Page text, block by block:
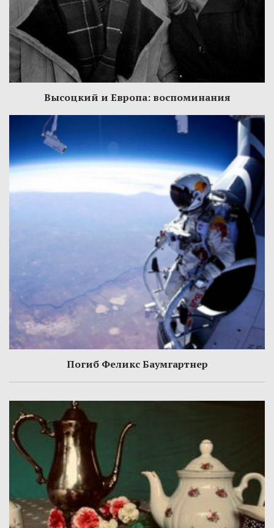
Высоцкий и Европа: воспоминания
Погиб Феликс Баумгартнер